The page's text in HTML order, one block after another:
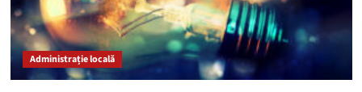
Administrație locală